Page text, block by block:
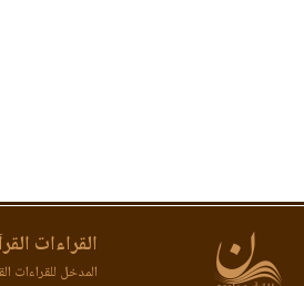
القراءات
المدخل للقراءات